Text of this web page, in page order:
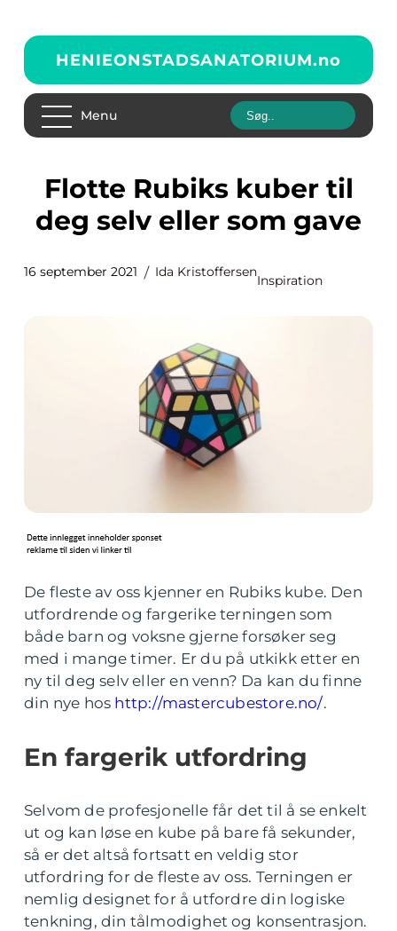
HENIEONSTADSANATORIUM.no
Menu
Flotte Rubiks kuber til
deg selv eller som gave
16 september 2021 Ida Kristoffersen
Inspiration
De fleste av oss kjenner en Rubiks kube. Den
utfordrende og fargerike terningen som
både barn og voksne gjerne forsøker seg
med i mange timer. Er du på utkikk etter en
ny til deg selv eller en venn? Da kan du finne
din nye hos http://mastercubestore.no/.
En fargerik utfordring
Selvom de profesjonelle får det til å se enkelt
ut og kan løse en kube på bare få sekunder,
så er det altså fortsatt en veldig stor
utfordring for de fleste av oss. Terningen er
nemlig designet for å utfordre din logiske
tenkning, din tålmodighet og konsentrasjon.